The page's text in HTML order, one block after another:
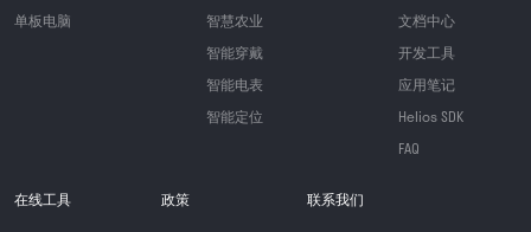
单板电脑
智慧农业
智能穿戴
智能电表
智能定位
文档中心
开发工具
应用笔记
Helios SDK
FAQ
在线工具 政策 联系我们